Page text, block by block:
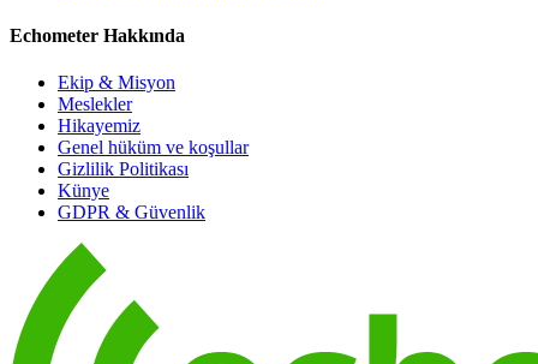
Echometer Hakkında
Ekip & Misyon
Meslekler
Hikayemiz
Genel hüküm ve koşullar
Gizlilik Politikası
Künye
GDPR & Güvenlik